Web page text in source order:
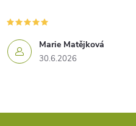
Marie Matějková
30.6.2026